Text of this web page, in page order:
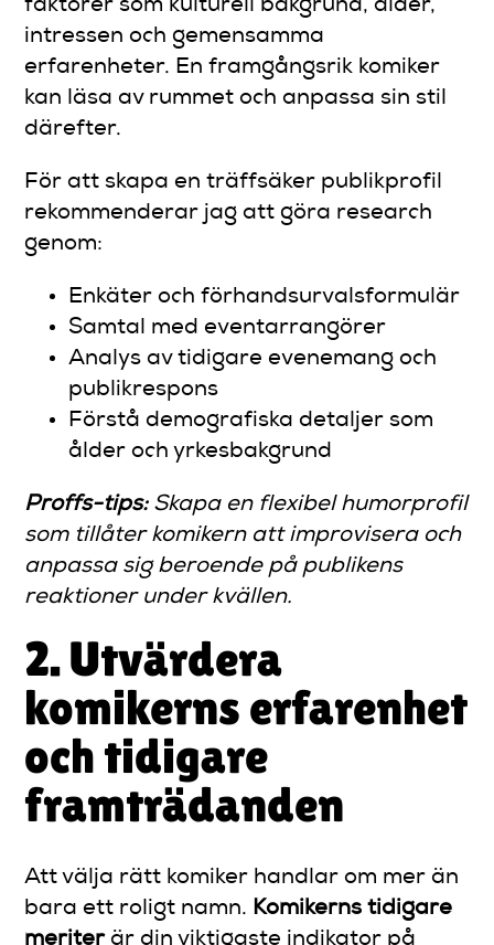
faktorer som kulturell bakgrund, ålder,
intressen och gemensamma
erfarenheter. En framgångsrik komiker
kan läsa av rummet och anpassa sin stil
därefter.
För att skapa en träffsäker publikprofil
rekommenderar jag att göra research
genom:
Enkäter och förhandsurvalsformulär
Samtal med eventarrangörer
Analys av tidigare evenemang och
publikrespons
Förstå demografiska detaljer som
ålder och yrkesbakgrund
Proffs-tips: Skapa en flexibel humorprofil
som tillåter komikern att improvisera och
anpassa sig beroende på publikens
reaktioner under kvällen.
2. Utvärdera
komikerns erfarenhet
och tidigare
framträdanden
Att välja rätt komiker handlar om mer än
bara ett roligt namn. Komikerns tidigare
meriterär din viktigaste indikator på